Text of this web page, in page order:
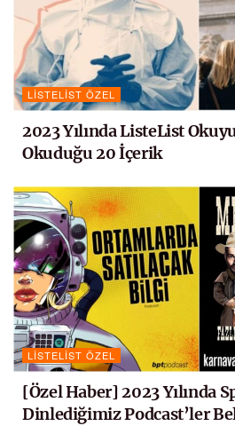
LISTELIST ÖZEL
2023 Yılında ListeList
Okuduğu 20 İçerik
LISTELIST ÖZEL
[Özel Haber] 2023 Yılında
Dinlediğimiz Podcast’ler